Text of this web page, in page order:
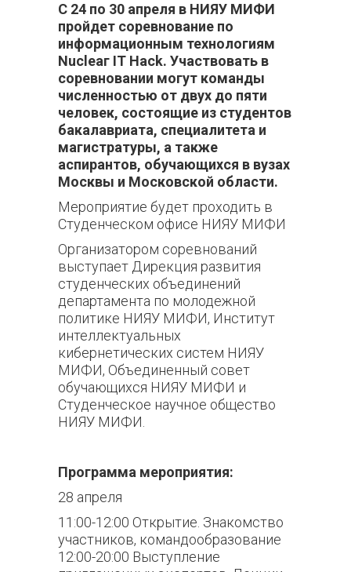
С 24 по 30 апреля в НИЯУ МИФИ
пройдет соревнование по
информационным технологиям
Nuclеаг IТ Насk. Участвовать в
соревновании могут команды
численностью от двух до пяти
человек, состоящие из студентов
бакалавриата, специалитета и
магистратуры, а также
аспирантов, обучающихся в вузах
Москвы и Московской области.
Мероприятие будет проходить в
Студенческом офисе НИЯУ МИФИ
Организатором соревнований
выступает Дирекция развития
студенческих объединений
департамента по молодежной
политике НИЯУ МИФИ, Институт
интеллектуальных
кибернетических систем НИЯУ
МИФИ, Объединенный совет
обучающихся НИЯУ МИФИ и
Студенческое научное общество
НИЯУ МИФИ.
Программа мероприятия:
28 апреля
11:00-12:00 Открытие. Знакомство
участников, командообразование
12:00-20:00 Выступление